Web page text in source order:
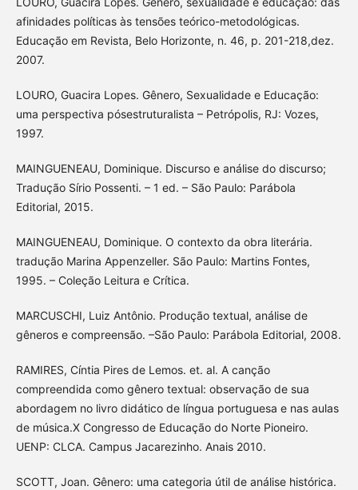
afinidades políticas às tensões teórico-metodológicas.
Educação em Revista, Belo Horizonte, n. 46, p. 201-218,dez.
2007.
LOURO, Guacira Lopes. Gênero, Sexualidade e Educação:
uma perspectiva pósestruturalista – Petrópolis, RJ: Vozes,
1997.
MAINGUENEAU, Dominique. Discurso e análise do discurso;
Tradução Sírio Possenti. – 1 ed. – São Paulo: Parábola
Editorial, 2015.
MAINGUENEAU, Dominique. O contexto da obra literária.
tradução Marina Appenzeller. São Paulo: Martins Fontes,
1995. – Coleção Leitura e Crítica.
MARCUSCHI, Luiz Antônio. Produção textual, análise de
gêneros e compreensão. –São Paulo: Parábola Editorial, 2008.
RAMIRES, Cíntia Pires de Lemos. et. al. A canção
compreendida como gênero textual: observação de sua
abordagem no livro didático de língua portuguesa e nas aulas
de música.X Congresso de Educação do Norte Pioneiro.
UENP: CLCA. Campus Jacarezinho. Anais 2010.
SCOTT, Joan. Gênero: uma categoria útil de análise histórica.